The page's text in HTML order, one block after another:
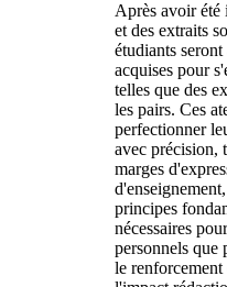
Après avoir été
et des extraits
étudiants
acquises pour
telles que des
les pairs. Ces
perfectionner
avec précision,
marges
principes
nécessaires
personnels que
le renforcement